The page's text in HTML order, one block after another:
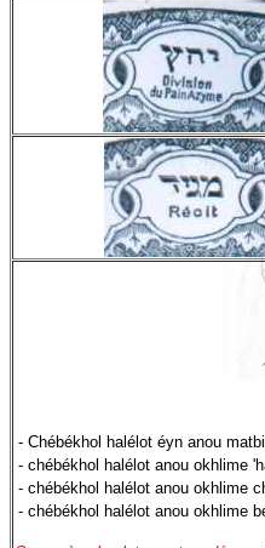
- Chébékhol halélot éyn anou
- chébékhol halélot anou okhlime
- chébékhol halélot anou okhlime
- chébékhol halélot anou okhlime